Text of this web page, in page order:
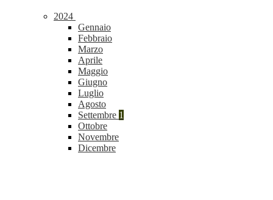
2024
Gennaio
Febbraio
Marzo
Aprile
Maggio
Giugno
Luglio
Agosto
Settembre 1
Ottobre
Novembre
Dicembre